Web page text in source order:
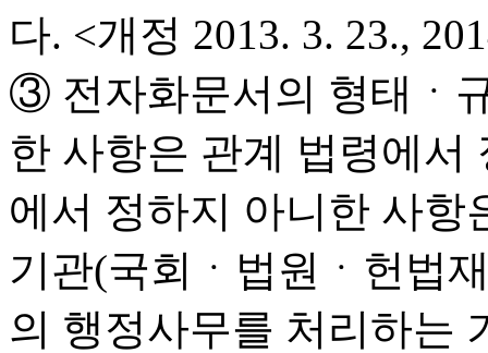
다. <개정 2013. 3. 23.,
③ 전자화문서의 형태ㆍ
한 사항은 관계 법령에서
에서 정하지 아니한 사항
기관(국회ㆍ법원ㆍ헌법
의 행정사무를 처리하는